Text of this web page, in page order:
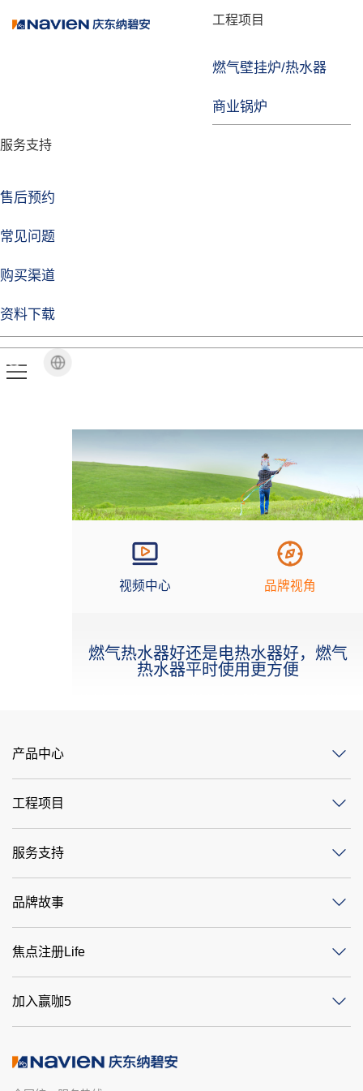
工程项目
燃气壁挂炉/热水器
商业锅炉
服务支持
售后预约
常见问题
购买渠道
资料下载
品牌故事
技术实力
企业动态
焦点注册Life
品牌视角
视频中心 品牌视角
燃气热水器好还是电热水器好，燃气
热水器平时使用更方便
产品中心
工程项目
服务支持
品牌故事
焦点注册Life
加入赢咖5